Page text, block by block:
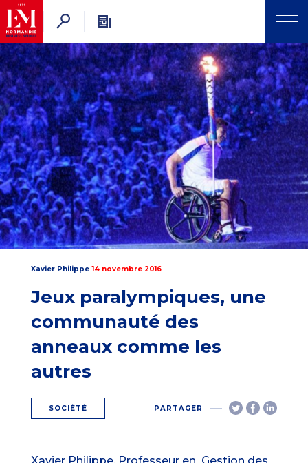
Xavier Philippe 14 novembre 2016
Jeux paralympiques, une
communauté des
anneaux comme les
autres
SOCIÉTÉ PARTAGER
Xavier Philippe, Professeur en Gestion des